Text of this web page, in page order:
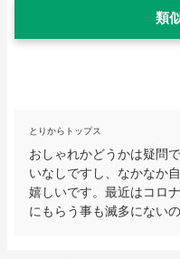
類
とりからトップス
おしゃれかどうかは疑問
いなしですし、なかなか
嬉しいです。最近はコロ
にもらう事も滅多にない